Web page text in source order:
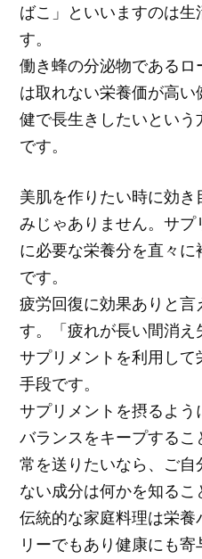
ばこ」といいますのは
す。
働き蜂の分泌物である
は取れない栄養価が高
健で長生きしたいとい
です。
美肌を作りたい時に効
みじゃありません。サ
に必要な栄養分を直々
です。
疲労回復に効果ありと
す。「疲れが長い間消え
サプリメントを利用し
手段です。
サプリメントを摂るよ
バランスをキープする
常を送りたいなら、ご
ない成分は何かを知るこ
伝統的な家庭料理は栄
リーでもあり健康にも